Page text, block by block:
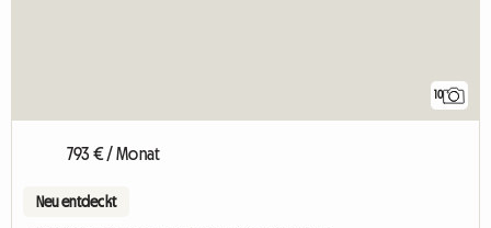
10
793 € / Monat
Neu entdeckt